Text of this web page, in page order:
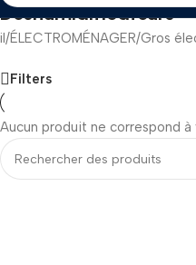
Déshumidificateurs
/ÉLECTROMÉNAGER/Gros
Filters
Aucun produit ne correspond